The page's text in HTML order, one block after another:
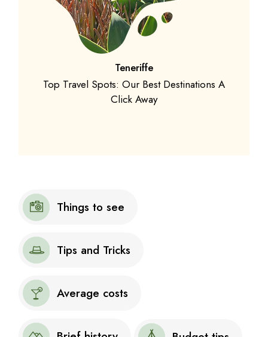
Teneriffe
Top Travel Spots: Our Best Destinations A
Click Away
Things to see
Tips and Tricks
Average costs